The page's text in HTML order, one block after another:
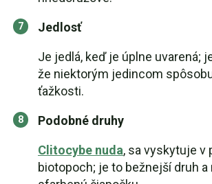
Jedlosť
Je jedlá, keď je úplne uvarená;
že niektorým jedincom
ťažkosti.
Podobné druhy
Clitocybe nuda, sa vyskytuje v
biotopoch; je to bežnejší druh a